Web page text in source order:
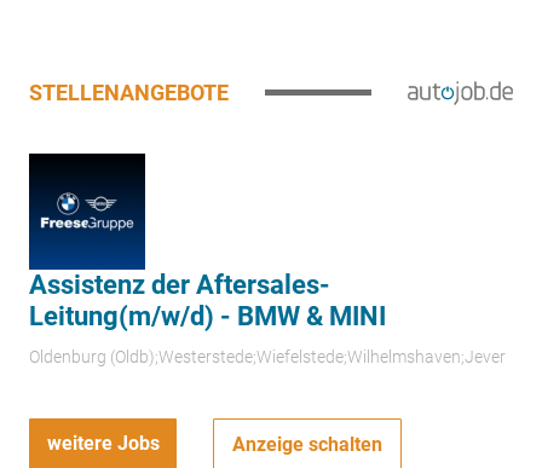
STELLENANGEBOTE
Assistenz der Aftersales-
Leitung(m/w/d) - BMW & MINI
Oldenburg (Oldb);Westerstede;Wiefelstede;Wilhelmshaven;Jever
weitere Jobs Anzeige schalten